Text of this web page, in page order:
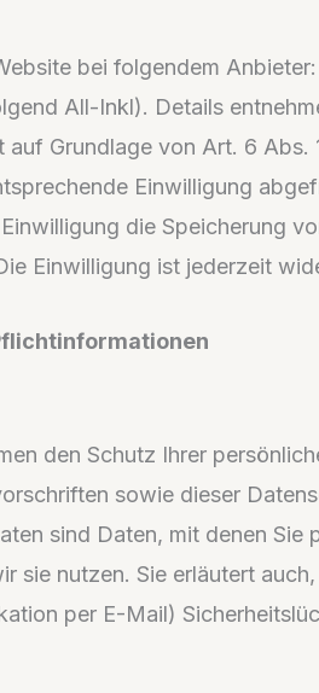
bei folgendem
All-Inkl). Details
Grundlage von Art. 6 Abs.
Einwilligung
die Speicherung
Einwilligung ist jederzeit
den Schutz Ihrer
sowie dieser
sind Daten, mit denen
sie nutzen. Sie erläutert
per E-Mail)